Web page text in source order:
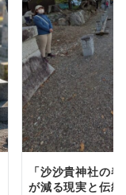
「沙沙貴神社の
が減る現実と伝統